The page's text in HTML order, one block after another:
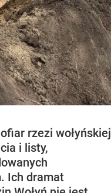
rzezi wołyńskiej
i listy,
Ich dramat